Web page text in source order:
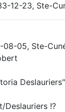
12-23, Ste-
08-05, Ste-
Deslauriers !?